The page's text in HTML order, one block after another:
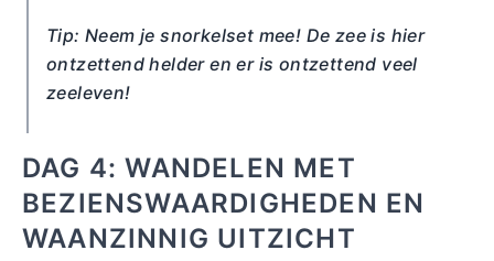
Tip: Neem je snorkelset mee! De zee is hier
ontzettend helder en er is ontzettend veel
zeeleven!
DAG 4: WANDELEN MET
BEZIENSWAARDIGHEDEN EN
WAANZINNIG UITZICHT